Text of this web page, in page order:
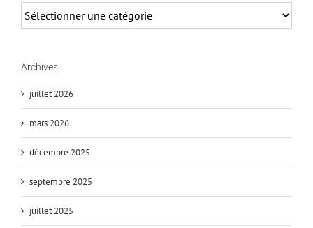
Angles
Archives
juillet 2026
mars 2026
décembre 2025
septembre 2025
juillet 2025